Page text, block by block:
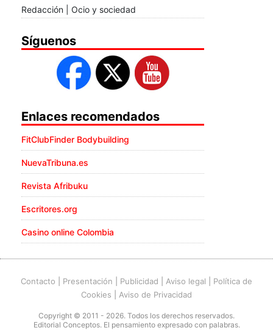
Redacción | Ocio y sociedad
Síguenos
Enlaces recomendados
FitClubFinder Bodybuilding
NuevaTribuna.es
Revista Afribuku
Escritores.org
Casino online Colombia
Contacto Presentación Publicidad Aviso legal
Política de
Cookies
Aviso de Privacidad
Copyright © 2011 - 2026. Todos los derechos reservados.
Editorial Conceptos. El pensamiento expresado con palabras.